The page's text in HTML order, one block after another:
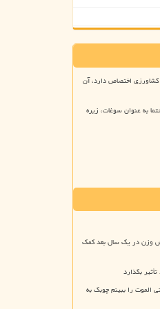
اختصاص دارد، آن
به عنوان سوغات، زیره
وزن در یک سال بعد کمک
بگذارد
الموت را ببینم چوبک به